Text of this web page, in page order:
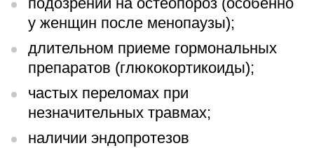
Версия для слабовидящих
у женщин после менопаузы);
длительном приеме гормональных
препаратов (глюкокортикоиды);
частых переломах при
незначительных травмах;
наличии эндопротезов